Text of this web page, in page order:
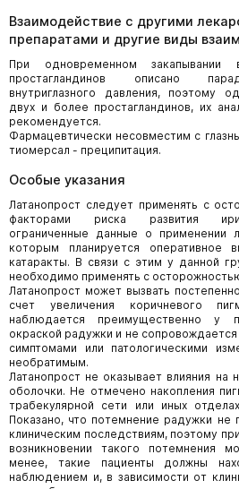
Взаимодействие с другими
препаратами и другие виды
При одновременном закапывании
простагландинов описано
внутриглазного давления, поэтому
двух и более простагландинов, их
рекомендуется.
Фармацевтически несовместим с
тиомерсал - преципитация.
Особые указания
Латанопрост следует применять с
факторами риска развития
ограниченные данные о применении
которым планируется оперативное
катаракты. В связи с этим у данной
необходимо применять с
Латанопрост может вызвать
счет увеличения коричневого
наблюдается преимущественно у
окраской радужки и не
симптомами или патологическими
необратимым.
Латанопрост не оказывает влияния на
оболочки. Не отмечено накопления
трабекулярной сети или иных
Показано, что потемнение радужки не
клиническим последствиям, поэтому
возникновении такого потемнения
менее, такие пациенты должны
наблюдением и, в зависимости от